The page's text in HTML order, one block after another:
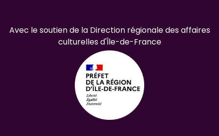
Avec le soutien de la Direction régionale des affaires
culturelles d'Île-de-France